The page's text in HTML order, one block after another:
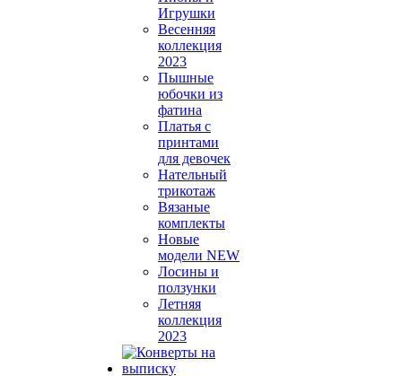
Игрушки
Весенняя
коллекция
2023
Пышные
юбочки из
фатина
Платья с
принтами
для девочек
Нательный
трикотаж
Вязаные
комплекты
Новые
модели NEW
Лосины и
ползунки
Летняя
коллекция
2023